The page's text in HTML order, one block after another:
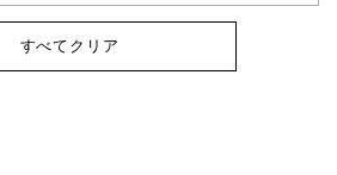
すべてクリア